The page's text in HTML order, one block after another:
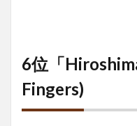
6位「
Fingers)